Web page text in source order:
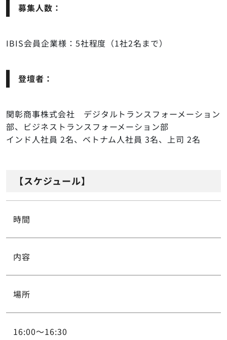
募集人数：
IBIS会員企業様：5社程度（1社2名まで）
登壇者：
関彰商事株式会社 デジタルトランスフォーメーション
部、ビジネストランスフォーメーション部
インド人社員 2名、ベトナム人社員 3名、上司 2名
【スケジュール】
時間
内容
場所
16:00～16:30